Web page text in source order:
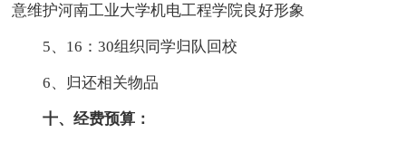
意维护河南工业大学机电工程学院良好形象
5、16：30组织同学归队回校
6、归还相关物品
十、经费预算：